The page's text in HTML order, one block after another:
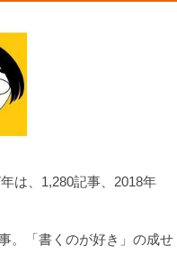
は、1,280記事、2018年
。「書くのが好き」の成せ